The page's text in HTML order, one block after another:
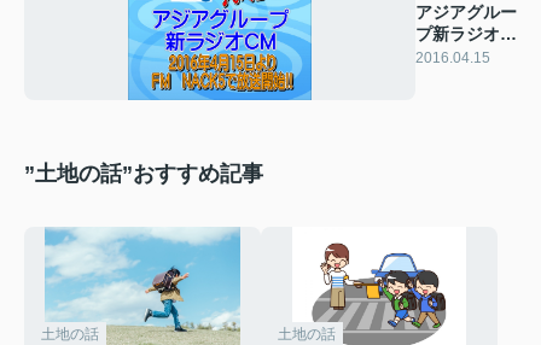
アジアグルー
プ新ラジオ
CM放送開
2016.04.15
”土地の話”おすすめ記事
土地の話 土地の話